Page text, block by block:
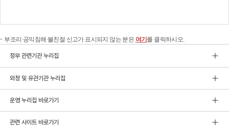
부조리·공익침해·불친절 신고가 표시되지 않는 분은 여기 를 클릭하시오.
정부 관련기관 누리집
외청 및 유관기관 누리집
운영 누리집 바로가기
관련 사이트 바로가기